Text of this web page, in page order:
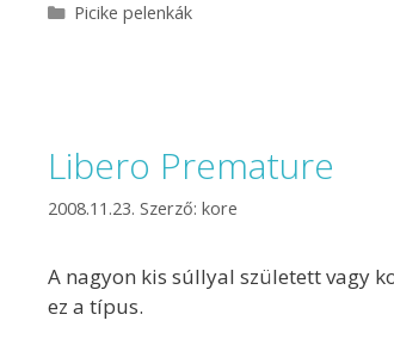
Picike pelenkák
Libero Premature
2008.11.23. Szerző: kore
A nagyon kis súllyal született vagy
ez a típus.